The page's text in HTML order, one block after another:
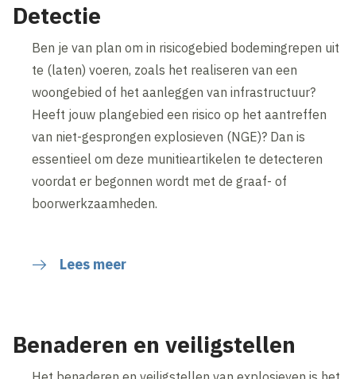
Detectie
Ben je van plan om in risicogebied bodemingrepen uit
te (laten) voeren, zoals het realiseren van een
woongebied of het aanleggen van infrastructuur?
Heeft jouw plangebied een risico op het aantreffen
van niet-gesprongen explosieven (NGE)? Dan is
essentieel om deze munitieartikelen te detecteren
voordat er begonnen wordt met de graaf- of
boorwerkzaamheden.
Lees meer
Benaderen en veiligstellen